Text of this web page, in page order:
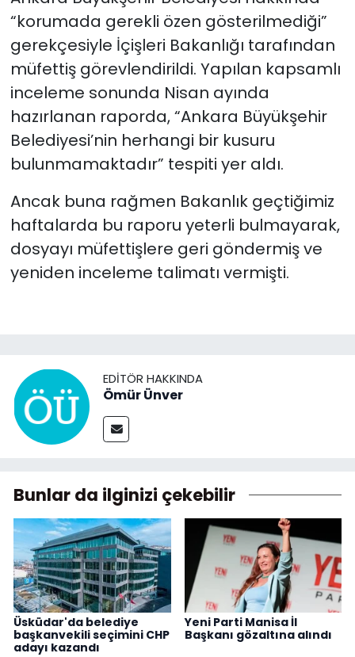
“korumada gerekli özen gösterilmediği”
gerekçesiyle İçişleri Bakanlığı tarafından
müfettiş görevlendirildi. Yapılan kapsamlı
inceleme sonunda Nisan ayında
hazırlanan raporda, “Ankara Büyükşehir
Belediyesi’nin herhangi bir kusuru
bulunmamaktadır” tespiti yer aldı.
Ancak buna rağmen Bakanlık geçtiğimiz
haftalarda bu raporu yeterli bulmayarak,
dosyayı müfettişlere geri göndermiş ve
yeniden inceleme talimatı vermişti.
EDITÖR HAKKINDA
Ömür Ünver
Bunlar da ilginizi çekebilir
Üsküdar'da belediye
başkanvekili seçimini CHP
adayı kazandı
Yeni Parti Manisa İl
Başkanı gözaltına alındı